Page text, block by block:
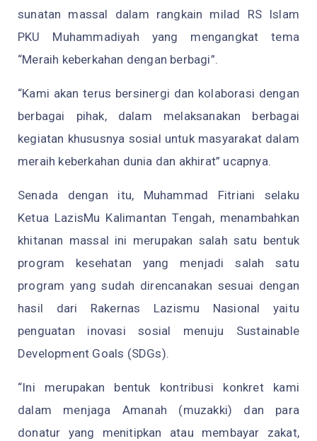
sunatan massal dalam rangkain milad RS Islam
PKU Muhammadiyah yang mengangkat tema
“Meraih keberkahan dengan berbagi”.
“Kami akan terus bersinergi dan kolaborasi dengan
berbagai pihak, dalam melaksanakan berbagai
kegiatan khususnya sosial untuk masyarakat dalam
meraih keberkahan dunia dan akhirat” ucapnya.
Senada dengan itu, Muhammad Fitriani selaku
Ketua LazisMu Kalimantan Tengah, menambahkan
khitanan massal ini merupakan salah satu bentuk
program kesehatan yang menjadi salah satu
program yang sudah direncanakan sesuai dengan
hasil dari Rakernas Lazismu Nasional yaitu
penguatan inovasi sosial menuju Sustainable
Development Goals (SDGs).
“Ini merupakan bentuk kontribusi konkret kami
dalam menjaga Amanah (muzakki) dan para
donatur yang menitipkan atau membayar zakat,